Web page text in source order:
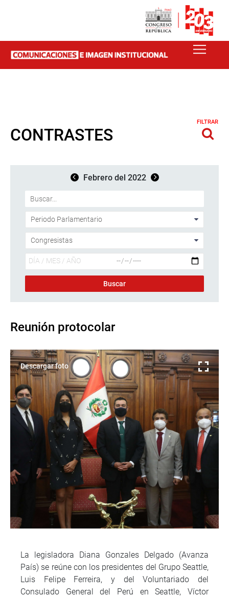
CONTRASTES
FILTRAR
Febrero del 2022
Reunión protocolar
Descargar foto
La legisladora Diana Gonzales Delgado (Avanza
País) se reúne con los presidentes del Grupo Seattle,
Luis Felipe Ferreira, y del Voluntariado del
Consulado General del Perú en Seattle, Víctor